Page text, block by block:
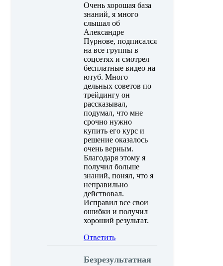
Очень хорошая база
знаний, я много
слышал об
Александре
Пурнове, подписался
на все группы в
соцсетях и смотрел
бесплатные видео на
ютуб. Много
дельных советов по
трейдингу он
рассказывал,
подумал, что мне
срочно нужно
купить его курс и
решение оказалось
очень верным.
Благодаря этому я
получил больше
знаний, понял, что я
неправильно
действовал.
Исправил все свои
ошибки и получил
хороший результат.
Ответить
Безрезультатная